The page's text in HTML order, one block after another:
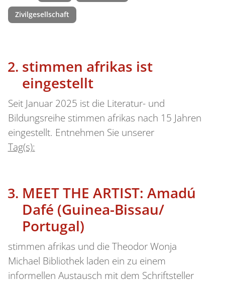
Zivilgesellschaft
stimmen afrikas ist
eingestellt
Seit Januar 2025 ist die Literatur- und
Bildungsreihe stimmen afrikas nach 15 Jahren
eingestellt. Entnehmen Sie unserer
Tag(s):
MEET THE ARTIST: Amadú
Dafé (Guinea-Bissau/
Portugal)
stimmen afrikas und die Theodor Wonja
Michael Bibliothek laden ein zu einem
informellen Austausch mit dem Schriftsteller